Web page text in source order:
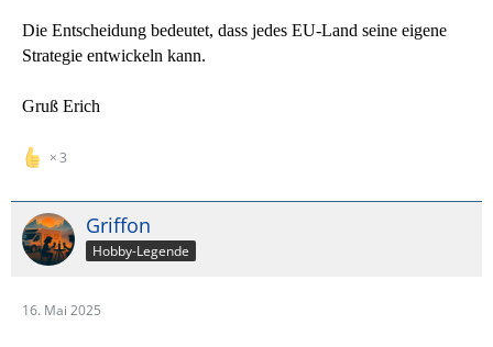
Die Entscheidung bedeutet, dass jedes EU-Land seine eigene
Strategie entwickeln kann.
Gruß Erich
3
Griffon
Hobby-Legende
16. Mai 2025